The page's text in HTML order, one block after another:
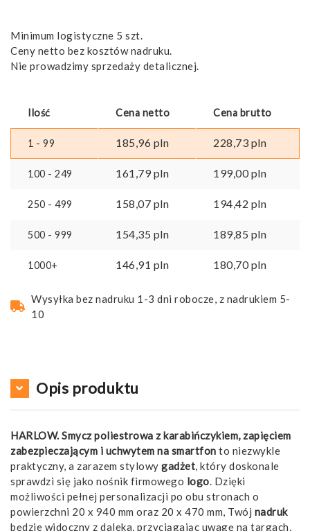
na
smartfon
Minimum logistyczne 5 szt.
Ceny netto bez kosztów nadruku.
Nie prowadzimy sprzedaży detalicznej.
Ilość Cena netto Cena brutto
1 - 99 185,96 pln 228,73 pln
100 - 249 161,79pln 199,00pln
250 - 499 158,07 pln 194,42 pln
500 - 999 154,35 pln 189,85 pln
1000+ 146,91 pln 180,70pln
Wysyłka bez nadruku 1-3 dni robocze, z nadrukiem 5-
10
Opis produktu
HARLOW. Smycz poliestrowa z karabińczykiem, zapięciem
zabezpieczającym i uchwytem na smartfon to niezwykle
praktyczny, a zarazem stylowy gadżet, który doskonale
sprawdzi się jako nośnik firmowego logo. Dzięki
możliwości pełnej personalizacji po obu stronach o
powierzchni 20 x 940 mm oraz 20 x 470 mm, Twój nadruk
będzie widoczny z daleka, przyciągając uwagę na targach,